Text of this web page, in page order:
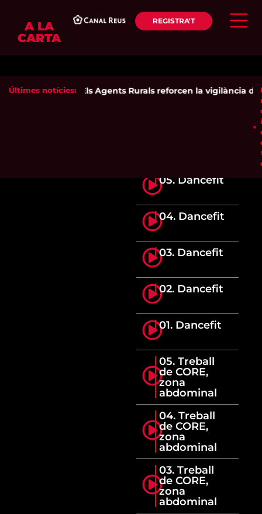
A LA
CARTA
REGISTRA'T
Últimes notícies:Els Agents Rurals reforcen la vigilància
05. Dancefit
04. Dancefit
03. Dancefit
02. Dancefit
01. Dancefit
05. Treball
de CORE,
zona
abdominal
04. Treball
de CORE,
zona
abdominal
03. Treball
de CORE,
zona
abdominal